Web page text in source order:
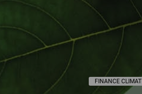
FINANCE CLIMAT